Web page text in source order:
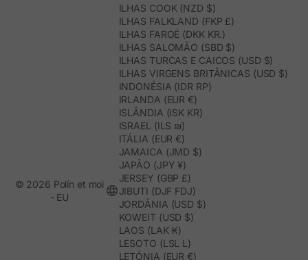
ILHAS COOK (NZD $)
ILHAS FALKLAND (FKP £)
ILHAS FAROÉ (DKK KR.)
ILHAS SALOMÃO (SBD $)
ILHAS TURCAS E CAICOS (USD $)
ILHAS VIRGENS BRITÂNICAS (USD $)
INDONÉSIA (IDR RP)
IRLANDA (EUR €)
ISLÂNDIA (ISK KR)
ISRAEL (ILS ₪)
ITÁLIA (EUR €)
JAMAICA (JMD $)
JAPÃO (JPY ¥)
JERSEY (GBP £)
JIBUTI (DJF FDJ)
JORDÂNIA (USD $)
KOWEIT (USD $)
LAOS (LAK ₭)
LESOTO (LSL L)
LETÓNIA (EUR €)
© 2026 Polín et moi
- EU